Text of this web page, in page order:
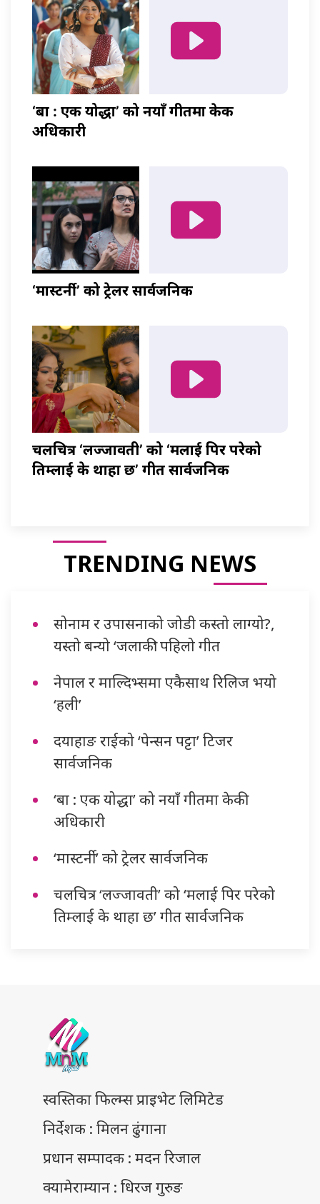
‘बा : एक योद्धा’ को नयाँ गीतमा केकी
अधिकारी
‘मास्टर्नी’ को ट्रेलर सार्वजनिक
चलचित्र ‘लज्जावती’ को ‘मलाई पिर परेको
तिम्लाई के थाहा छ’ गीत सार्वजनिक
TRENDING NEWS
सोनाम र उपासनाको जोडी कस्तो लाग्यो?,
यस्तो बन्यो ‘जलाकी’ पहिलो गीत
नेपाल र माल्दिभ्समा एकैसाथ रिलिज भयो
‘हली’
दयाहाङ राईको ‘पेन्सन पट्टा’ टिजर
सार्वजनिक
‘बा : एक योद्धा’ को नयाँ गीतमा केकी
अधिकारी
‘मास्टर्नी’ को ट्रेलर सार्वजनिक
चलचित्र ‘लज्जावती’ को ‘मलाई पिर परेको
तिम्लाई के थाहा छ’ गीत सार्वजनिक
स्वस्तिका फिल्म्स प्राइभेट लिमिटेड
निर्देशक : मिलन ढुंगाना
प्रधान सम्पादक : मदन रिजाल
क्यामेराम्यान : धिरज गुरुङ